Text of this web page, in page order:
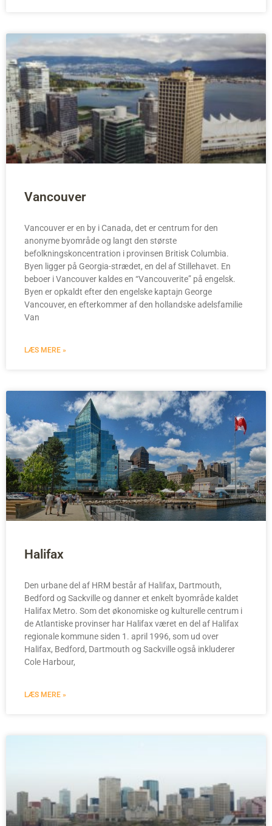
Vancouver
Vancouver er en by i Canada, det er centrum for den
anonyme byområde og langt den største
befolkningskoncentration i provinsen Britisk Columbia.
Byen ligger på Georgia-strædet, en del af Stillehavet. En
beboer i Vancouver kaldes en “Vancouverite” på engelsk.
Byen er opkaldt efter den engelske kaptajn George
Vancouver, en efterkommer af den hollandske adelsfamilie
Van
LÆS MERE »
Halifax
Den urbane del af HRM består af Halifax, Dartmouth,
Bedford og Sackville og danner et enkelt byområde kaldet
Halifax Metro. Som det økonomiske og kulturelle centrum i
de Atlantiske provinser har Halifax været en del af Halifax
regionale kommune siden 1. april 1996, som ud over
Halifax, Bedford, Dartmouth og Sackville også inkluderer
Cole Harbour,
LÆS MERE »